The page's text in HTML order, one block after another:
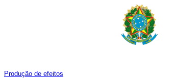
Produção de efeitos